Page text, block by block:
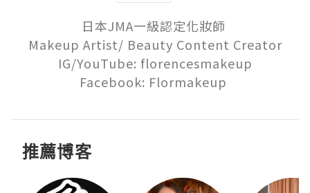
日本JMA一級認定化妝師
Makeup Artist/ Beauty Content Creator
IG/YouTube: florencesmakeup
Facebook: Flormakeup
推薦博客